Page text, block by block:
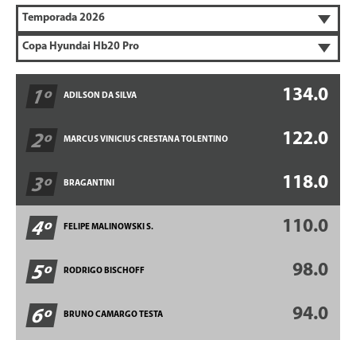
1º ADILSON DA SILVA 134.0
2º MARCUS VINICIUS CRESTANA TOLENTINO 122.0
3º BRAGANTINI 118.0
4º FELIPE MALINOWSKI S. 110.0
5º RODRIGO BISCHOFF 98.0
6º BRUNO CAMARGO TESTA 94.0